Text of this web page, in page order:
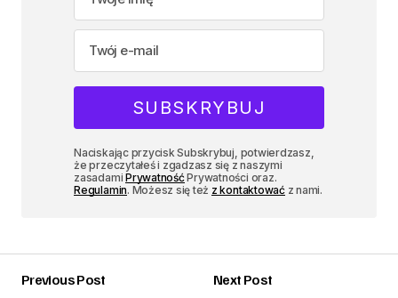
Naciskając przycisk Subskrybuj, potwierdzasz,
że przeczytałeś i zgadzasz się z naszymi
zasadamiPrywatnośćPrywatności oraz.
Regulamin. Możesz się też z kontaktowaćz nami.
Previous Post
Next Post